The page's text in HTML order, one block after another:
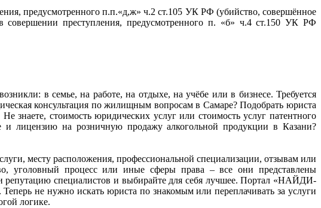
предусмотренного п.п.«д,ж» ч.2 ст.105 УК РФ (убийство, совершённое
преступления, предусмотренного п. «б» ч.4 ст.150 УК РФ
в семье, на работе, на отдыхе, на учёбе или в бизнесе. Требуется
консультация по жилищным вопросам в Самаре? Подобрать юриста
знаете, стоимость юридических услуг или стоимость услуг патентного
лицензию на розничную продажу алкогольной продукции в Казани?
месту расположения, профессиональной специализации, отзывам или
уголовный процесс или иные сферы права – все они представлены
репутацию специалистов и выбирайте для себя лучшее. Портал «НАЙДИ-
не нужно искать юриста по знакомым или переплачивать за услуги
логике.